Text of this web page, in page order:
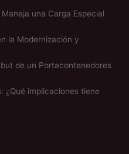
una Carga Especial
la Modernización y
de un Portacontenedores
¿Qué implicaciones tiene